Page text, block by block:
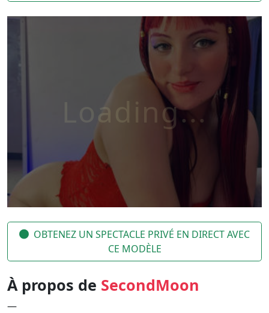
OBTENEZ UN SPECTACLE PRIVÉ EN DIRECT AVEC
CE MODÈLE
À propos de SecondMoon
—